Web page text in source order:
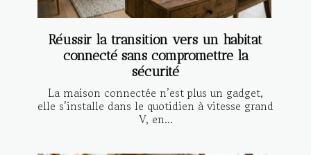
Réussir la transition vers un habitat
connecté sans compromettre la
sécurité
La maison connectée n’est plus un gadget,
elle s’installe dans le quotidien à vitesse grand
V, en...